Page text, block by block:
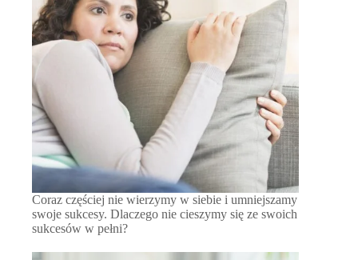
Coraz częściej nie wierzymy w siebie i umniejszamy
swoje sukcesy. Dlaczego nie cieszymy się ze swoich
sukcesów w pełni?